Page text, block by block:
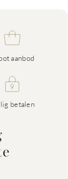
aanbod
betalen